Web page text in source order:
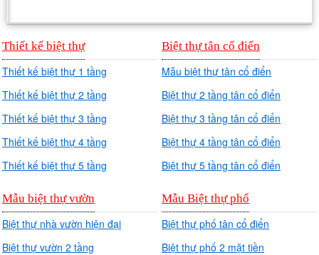
Thiết kế biệt thự
Thiết kế biệt thự 1 tầng
Thiết kế biệt thự 2 tầng
Thiết kế biệt thự 3 tầng
Thiết kế biệt thự 4 tầng
Thiết kế biệt thự 5 tầng
Biệt thự tân cổ điển
Mẫu biệt thự tân cổ điển
Biệt thự 2 tầng tân cổ điển
Biệt thự 3 tầng tân cổ điển
Biệt thự 4 tầng tân cổ điển
Biệt thự 5 tầng tân cổ điển
Mẫu biệt thự vườn
Biệt thự nhà vườn hiện đại
Biệt thự vườn 2 tầng
Mẫu Biệt thự phố
Biệt thự phố tân cổ điển
Biệt thự phố 2 mặt tiền